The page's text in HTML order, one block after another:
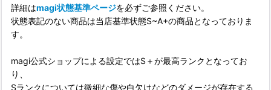
詳細はmagi状態基準ページを必ずご参照ください。
状態表記のない商品は当店基準状態S~A+の商品となっておりま
す。
magi公式ショップによる設定ではS＋が最高ランクとなってお
り、
Sランクについては微細な傷や白欠けなどのダメージが存在する